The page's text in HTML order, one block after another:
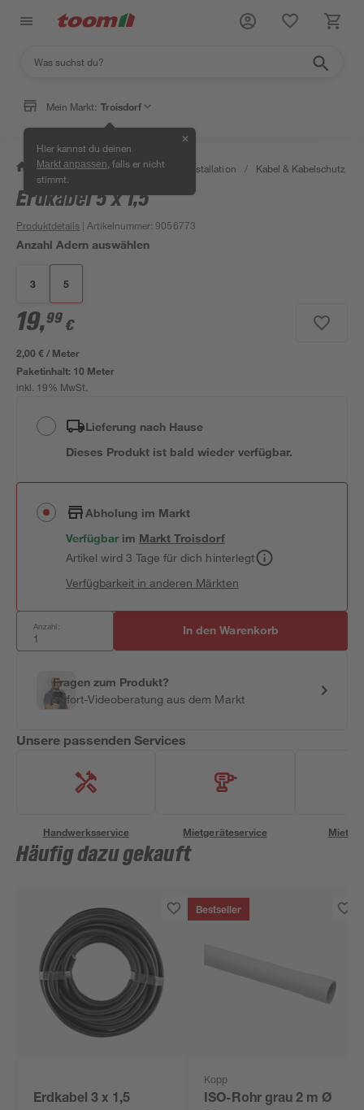
Mein Markt: Troisdorf
Hier kannst du deinen
Markt anpassen , falls er nicht
stimmt.
✕
/ Bauen & Renovieren / Elektroinstallation / Kabel & Kabelschutz
Erdkabel 5 x 1,5
Produktdetails | Artikelnummer:9056773
Anzahl Adern auswählen
3 5
19,99 €
2,00 € / Meter
Paketinhalt: 10 Meter
inkl. 19% MwSt.
Lieferung nach Hause
Dieses Produkt ist bald wieder verfügbar.
Abholung im Markt
Verfügbar im MarktTroisdorf
Artikel wird 3 Tage für dich hinterlegt
Verfügbarkeit in anderen Märkten
Anzahl: In den Warenkorb
Fragen zum Produkt?
Sofort-Videoberatung aus dem Markt
Unsere passenden Services
Handwerksservice Mietgeräteservice
Häufig dazu gekauft
Erdkabel 3 x 1,5
Bestseller
Kopp
ISO-Rohr grau 2 m Ø